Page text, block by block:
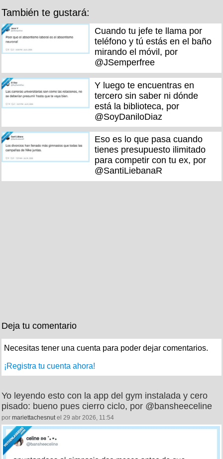
También te gustará:
Cuando tu jefe te llama por
teléfono y tú estás en el baño
mirando el móvil, por
@JSemperfree
Y luego te encuentras en
tercero sin saber ni dónde
está la biblioteca, por
@SoyDaniloDiaz
Eso es lo que pasa cuando
tienes presupuesto ilimitado
para competir con tu ex, por
@SantiLiebanaR
Deja tu comentario
Necesitas tener una cuenta para poder dejar comentarios.
¡Registra tu cuenta ahora!
Yo leyendo esto con la app del gym instalada y cero
pisado: bueno pues cierro ciclo, por @bansheeceline
por mariettachesnut el 29 abr 2026, 11:54